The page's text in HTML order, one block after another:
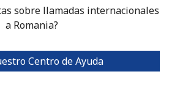
sobre llamadas internacionales
a Romania?
Centro de Ayuda